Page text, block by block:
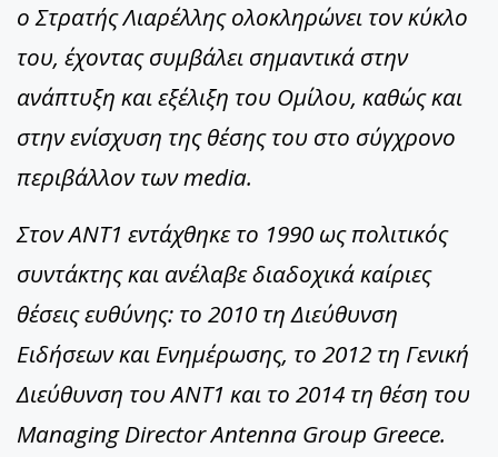
ο Στρατής Λιαρέλλης ολοκληρώνει τον κύκλο
του, έχοντας συμβάλει σημαντικά στην
ανάπτυξη και εξέλιξη του Ομίλου, καθώς και
στην ενίσχυση της θέσης του στο σύγχρονο
περιβάλλον των media.
Στον ΑΝΤ1 εντάχθηκε το 1990 ως πολιτικός
συντάκτης και ανέλαβε διαδοχικά καίριες
θέσεις ευθύνης: το 2010 τη Διεύθυνση
Ειδήσεων και Ενημέρωσης, το 2012 τη Γενική
Διεύθυνση του ΑΝΤ1 και το 2014 τη θέση του
Managing Director Antenna Group Greece.